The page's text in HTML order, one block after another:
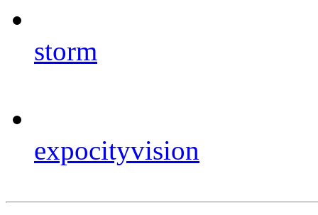
storm
expocityvision